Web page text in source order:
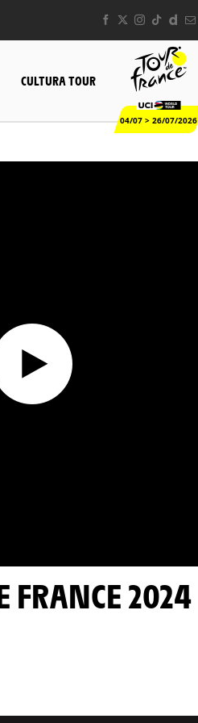
CULTURA TOUR
04/07 > 26/07/2026
FRANCE 2024